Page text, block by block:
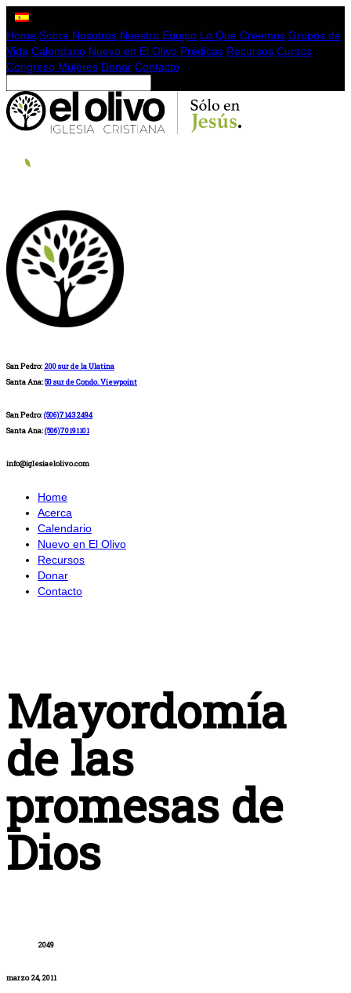
Home Sobre Nosotros Nuestro Equipo Lo Que Creemos Grupos de
Vida Calendario Nuevo en El Olivo Prédicas Recursos Cursos
Congreso Mujeres Donar Contacto
San Pedro: 200 sur de la Ulatina
Santa Ana:50 sur de Condo. Viewpoint
San Pedro:(506)71432494
Santa Ana:(506)70191101
info@iglesiaelolivo.com
Home
Acerca
Calendario
Nuevo en El Olivo
Recursos
Donar
Contacto
Mayordomía
de las
promesas de
Dios
2049
marzo 24, 2011